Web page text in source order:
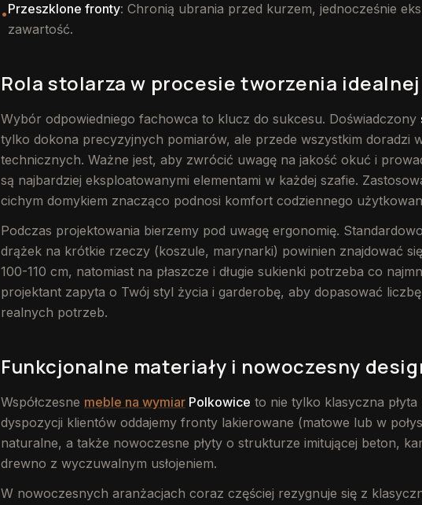
•Przeszklone fronty: Chronią ubrania przed kurzem, jednocześnie
zawartość.
Rola stolarza w procesie tworzenia
Wybór odpowiedniego fachowca to klucz do sukcesu. Doświadczony
tylko dokona precyzyjnych pomiarów, ale przede wszystkim doradzi
technicznych. Ważne jest, aby zwrócić uwagę na jakość okuć i
są najbardziej eksploatowanymi elementami w każdej szafie.
cichym domykiem znacząco podnosi komfort codziennego
Podczas projektowania bierzemy pod uwagę ergonomię.
drążek na krótkie rzeczy (koszule, marynarki) powinien znajdować
100-110 cm, natomiast na płaszcze i długie sukienki potrzeba co
projektant zapyta o Twój styl życia i garderobę, aby dopasować
realnych potrzeb.
Funkcjonalne materiały i nowoczesny
Współczesne meble na wymiar Polkowice to nie tylko klasyczna płyta
dyspozycji klientów oddajemy fronty lakierowane (matowe lub w
naturalne, a także nowoczesne płyty o strukturze imitującej beton,
drewno z wyczuwalnym usłojeniem.
W nowoczesnych aranżacjach coraz częściej rezygnuje się z